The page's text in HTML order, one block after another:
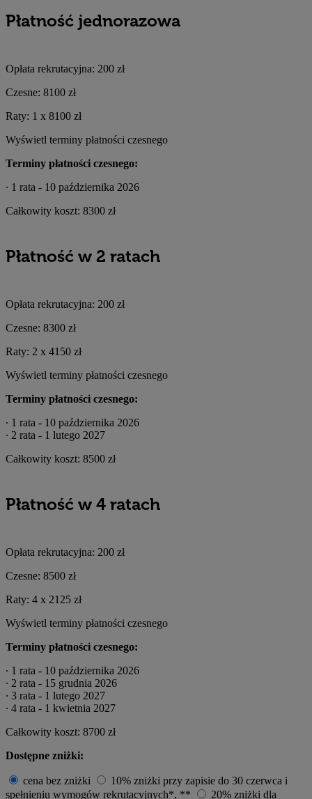
Płatność jednorazowa
Opłata rekrutacyjna: 200 zł
Czesne: 8100 zł
Raty: 1 x 8100 zł
Wyświetl terminy płatności czesnego
Terminy płatności czesnego:
∙ 1 rata - 10 października 2026
Całkowity koszt: 8300 zł
Płatność w 2 ratach
Opłata rekrutacyjna: 200 zł
Czesne: 8300 zł
Raty: 2 x 4150 zł
Wyświetl terminy płatności czesnego
Terminy płatności czesnego:
∙ 1 rata - 10 października 2026
∙ 2 rata - 1 lutego 2027
Całkowity koszt: 8500 zł
Płatność w 4 ratach
Opłata rekrutacyjna: 200 zł
Czesne: 8500 zł
Raty: 4 x 2125 zł
Wyświetl terminy płatności czesnego
Terminy płatności czesnego:
∙ 1 rata - 10 października 2026
∙ 2 rata - 15 grudnia 2026
∙ 3 rata - 1 lutego 2027
∙ 4 rata - 1 kwietnia 2027
Całkowity koszt: 8700 zł
Dostępne zniżki:
cena bez zniżki
10% zniżki przy zapisie do 30 czerwca i
spełnieniu wymogów rekrutacyjnych*, **
20% zniżki dla